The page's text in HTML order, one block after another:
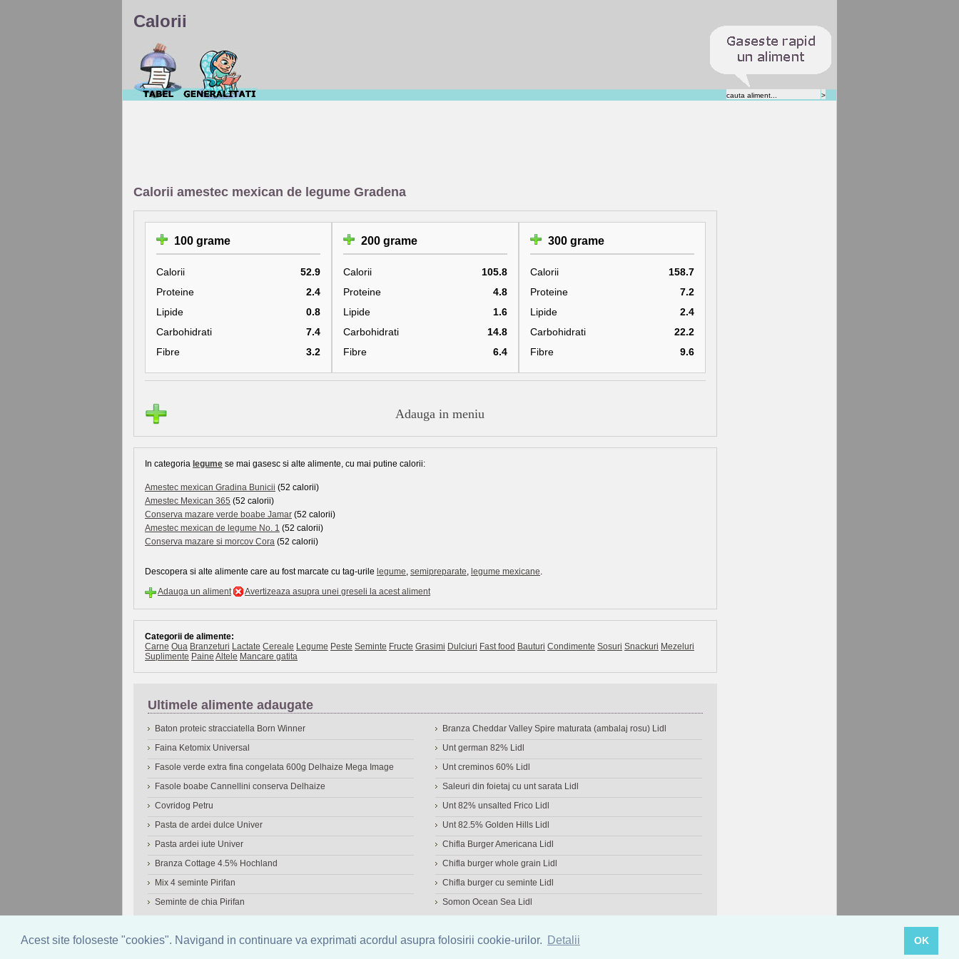
Acest site foloseste "cookies". Navigand in continuare va exprimati acordul asupra folosirii cookie-urilor. Detalii OK
Calorii
Calorii amestec mexican de legume Gradena
100 grame
Calorii
52.9
Proteine
2.4
Lipide
0.8
Carbohidrati
7.4
Fibre
3.2
200 grame
Calorii
105.8
Proteine
4.8
Lipide
1.6
Carbohidrati
14.8
Fibre
6.4
300 grame
Calorii
158.7
Proteine
7.2
Lipide
2.4
Carbohidrati
22.2
Fibre
9.6
Adauga in meniu
In categoria legume se mai gasesc si alte alimente, cu mai putine calorii:
Amestec mexican Gradina Bunicii (52 calorii)
Amestec Mexican 365 (52 calorii)
Conserva mazare verde boabe Jamar (52 calorii)
Amestec mexican de legume No. 1 (52 calorii)
Conserva mazare si morcov Cora (52 calorii)
Descopera si alte alimente care au fost marcate cu tag-urile legume, semipreparate, legume mexicane.
Adauga un aliment
Avertizeaza asupra unei greseli la acest aliment
Categorii de alimente:
Carne Oua Branzeturi Lactate Cereale Legume Peste Seminte Fructe Grasimi Dulciuri Fast food Bauturi Condimente Sosuri Snackuri Mezeluri
Suplimente Paine Altele Mancare gatita
Ultimele alimente adaugate
Baton proteic stracciatella Born Winner
Faina Ketomix Universal
Fasole verde extra fina congelata 600g Delhaize Mega Image
Fasole boabe Cannellini conserva Delhaize
Covridog Petru
Pasta de ardei dulce Univer
Pasta ardei iute Univer
Branza Cottage 4.5% Hochland
Mix 4 seminte Pirifan
Seminte de chia Pirifan
Branza Cheddar Valley Spire maturata (ambalaj rosu) Lidl
Unt german 82% Lidl
Unt creminos 60% Lidl
Saleuri din foietaj cu unt sarata Lidl
Unt 82% unsalted Frico Lidl
Unt 82.5% Golden Hills Lidl
Chifla Burger Americana Lidl
Chifla burger whole grain Lidl
Chifla burger cu seminte Lidl
Somon Ocean Sea Lidl
© 2006-2026 OneDen.com|Cautare avansata de alimente | Calculator calorii| Calorii consumate|IMC